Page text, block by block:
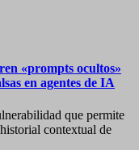
«prompts ocultos»
en agentes de IA
que permite
contextual de